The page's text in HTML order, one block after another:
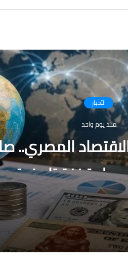
الأخبار
منذ يوم واحد
المصري..
قفزة تاريخية